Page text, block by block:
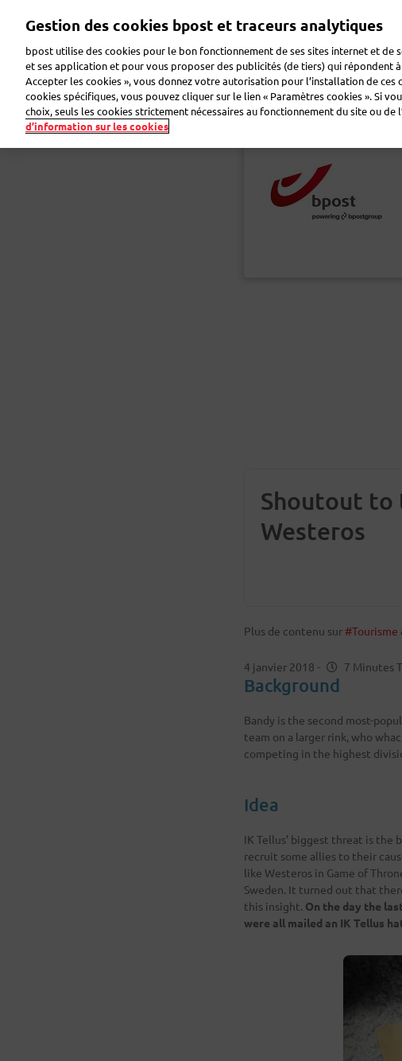
principal
Faire de la publicité Envoyer des colis Envoyer du
Shoutout to
Westeros
Plus de contenu sur #Tourisme
4 janvier 2018 - 7 Minutes
Background
Bandy is the second most-
team on a larger rink, who
competing in the highest
Idea
IK Tellus’ biggest threat is the
recruit some allies to their
like Westeros in Game of
Sweden. It turned out that
this insight. On the day the
were all mailed an IK Tellus
Gestion des cookies bpost et traceurs analytiques
bpost utilise des cookies pour le bon fonctionnement de ses sites internet et de
et ses application et pour vous proposer des publicités (de tiers) qui répondent
Accepter les cookies », vous donnez votre autorisation pour l’installation de ces
cookies spécifiques, vous pouvez cliquer sur le lien « Paramètres cookies ». Si
choix, seuls les cookies strictement nécessaires au fonctionnement du site ou de
d’information sur les cookies